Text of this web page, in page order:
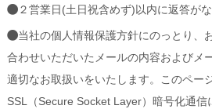
２営業日(土日祝含めず)以内に返答が
当社の個人情報保護方針にのっとり、
合わせいただいたメールの内容およびメ
適切なお取扱いをいたします。このペー
SSL（Secure Socket Layer）暗号化通信